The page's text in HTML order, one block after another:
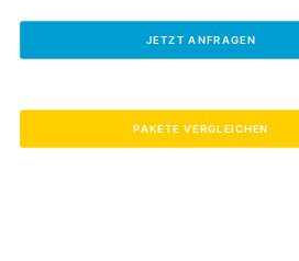
JETZT ANFRAGEN
PAKETE VERGLEICHEN